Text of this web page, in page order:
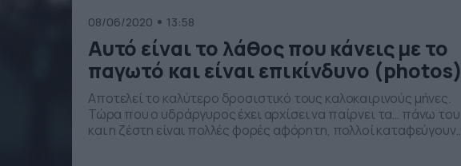
08/06/2020 13:58
Αυτό είναι το λάθος που κάνεις με το
παγωτό και είναι επικίνδυνο
Αποτελεί το καλύτερο δροσιστικό τους καλοκαιρινούς μήνες.
Τώρα που ο υδράργυρος έχει αρχίσει να παίρνει τα… πάνω του
και η ζέστη είναι πολλές φορές αφόρητη, πολλοί καταφεύγουν